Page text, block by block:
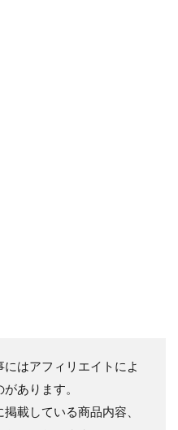
はアフィリエイトによ
あります。
載している商品内容、